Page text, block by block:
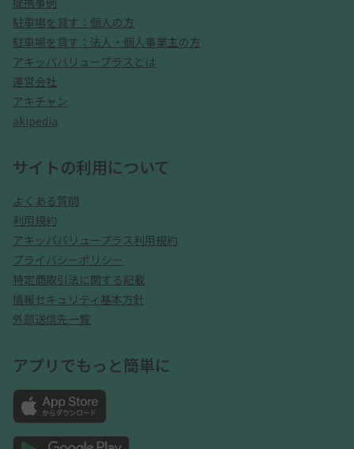
駐車場を貸す：個人の方
駐車場を貸す：法人・個人事業主の方
アキッパバリュープラスとは
運営会社
アキチャン
akipedia
サイトの利用について
よくある質問
利用規約
アキッパバリュープラス利用規約
プライバシーポリシー
特定商取引法に関する記載
情報セキュリティ基本方針
外部送信先一覧
アプリでもっと簡単に